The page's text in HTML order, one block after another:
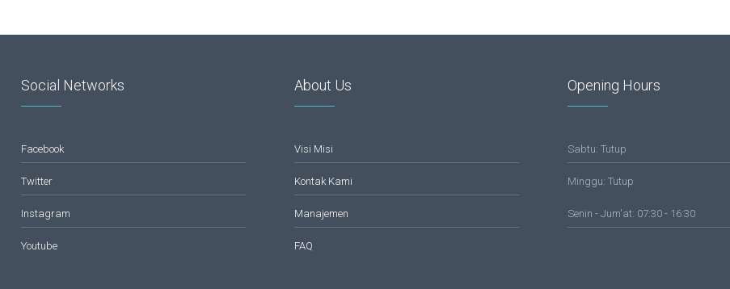
Social Networks
Facebook
Twitter
Instagram
Youtube
About Us
Visi Misi
Kontak Kami
Manajemen
FAQ
Opening Hours
Sabtu: Tutup
Minggu: Tutup
Senin - Jum'at: 07:30 - 16:30